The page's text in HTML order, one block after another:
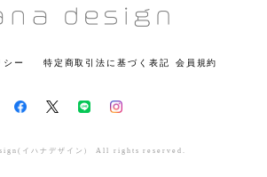
シー 特定商取引法に基づく表記 会員規約
イハナデザイン） All rights reserved.